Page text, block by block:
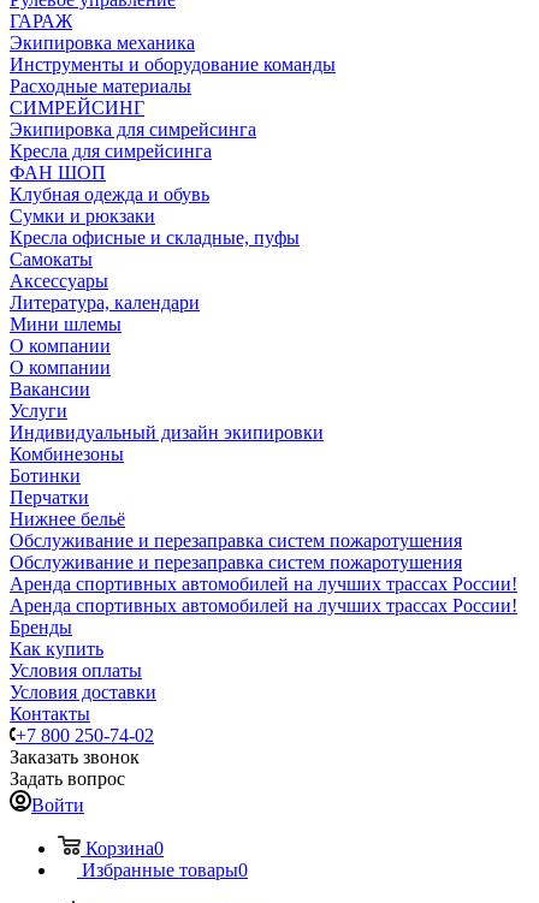
ГАРАЖ
Экипировка механика
Инструменты и оборудование команды
Расходные материалы
СИМРЕЙСИНГ
Экипировка для симрейсинга
Кресла для симрейсинга
ФАН ШОП
Клубная одежда и обувь
Сумки и рюкзаки
Кресла офисные и складные, пуфы
Самокаты
Аксессуары
Литература, календари
Мини шлемы
О компании
О компании
Вакансии
Услуги
Индивидуальный дизайн экипировки
Комбинезоны
Ботинки
Перчатки
Нижнее бельё
Обслуживание и перезаправка систем пожаротушения
Обслуживание и перезаправка систем пожаротушения
Аренда спортивных автомобилей на лучших трассах России!
Аренда спортивных автомобилей на лучших трассах России!
Бренды
Как купить
Условия оплаты
Условия доставки
Контакты
+7 800 250-74-02
Заказать звонок
Задать вопрос
Войти
Корзина0
Избранные товары0